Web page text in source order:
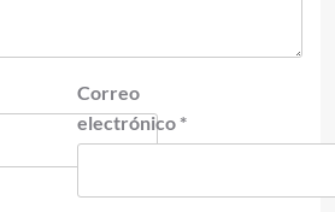
Correo
electrónico *